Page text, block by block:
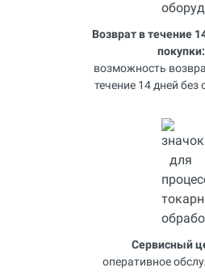
Возврат в течение
покупки:
возможность
течение 14 дней без
Сервисный
оперативное